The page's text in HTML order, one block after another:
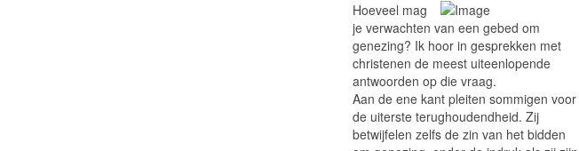
Hoeveel mag
je verwachten van een gebed om
genezing? Ik hoor in gesprekken met
christenen de meest uiteenlopende
antwoorden op die vraag.
Aan de ene kant pleiten sommigen voor
de uiterste terughoudendheid. Zij
betwijfelen zelfs de zin van het bidden